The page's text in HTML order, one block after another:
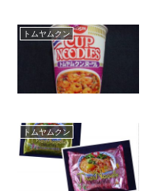
トムヤムクン
トムヤムクン